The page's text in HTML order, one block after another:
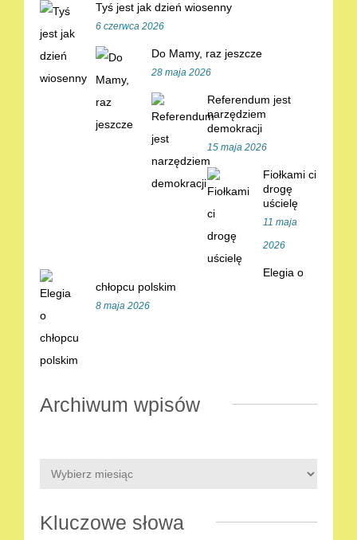
Tyś jest jak dzień wiosenny
6 czerwca 2026
Do Mamy, raz jeszcze
28 maja 2026
Referendum jest
narzędziem
demokracji
15 maja 2026
Fiołkami ci
drogę
uścielę
11 maja
2026
Elegia o
chłopcu polskim
8 maja 2026
Archiwum wpisów
Kluczowe słowa